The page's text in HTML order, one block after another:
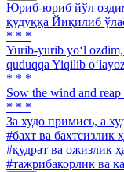
Юриб-юриб йўл
қудуққа Йиқилиб
* * *
Yurib-yurib yo‘l
quduqqa Yiqilib
* * *
Sow the wind and
* * *
За худо примись, а
#бахт ва бахтсизлик
#қудрат ва ожизлик
#тажрибакорлик ва